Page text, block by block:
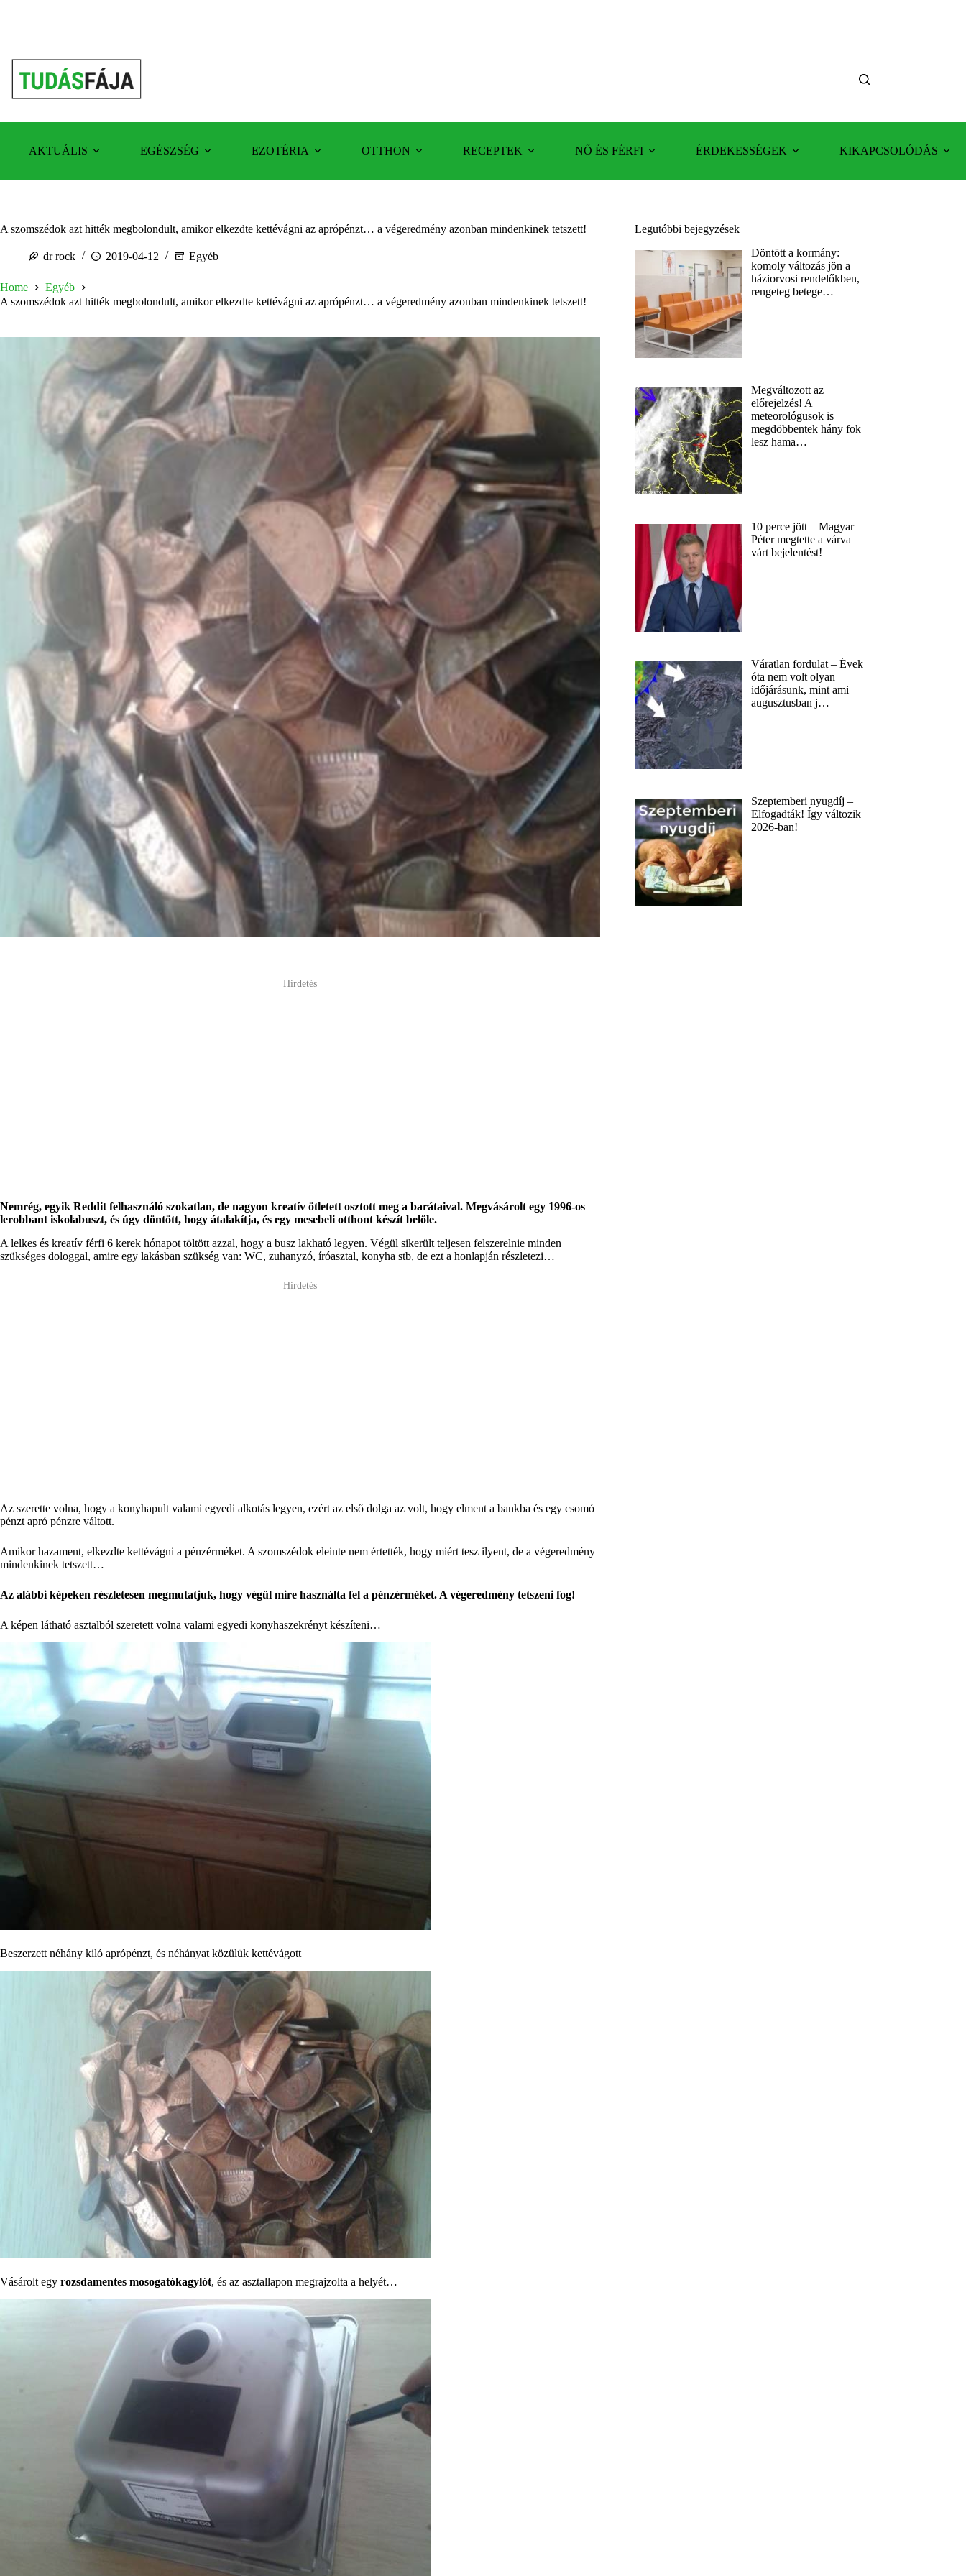
AKTUÁLIS EGÉSZSÉG EZOTÉRIA OTTHON RECEPTEK NŐ ÉS FÉRFI ÉRDEKESSÉGEK KIKAPCSOLÓDÁS
A szomszédok azt hitték megbolondult, amikor elkezdte kettévágni az aprópénzt… a végeredmény azonban mindenkinek tetszett!
dr rock 2019-04-12 Egyéb
Home
Egyéb
A szomszédok azt hitték megbolondult, amikor elkezdte kettévágni az aprópénzt… a végeredmény azonban mindenkinek tetszett!
Hirdetés
Nemrég, egyik Reddit felhasználó szokatlan, de nagyon kreatív ötletett osztott meg a barátaival. Megvásárolt egy 1996-os
lerobbant iskolabuszt, és úgy döntött, hogy átalakítja, és egy mesebeli otthont készít belőle.
A lelkes és kreatív férfi 6 kerek hónapot töltött azzal, hogy a busz lakható legyen. Végül sikerült teljesen felszerelnie minden
szükséges dologgal, amire egy lakásban szükség van: WC, zuhanyzó, íróasztal, konyha stb, de ezt a honlapján részletezi…
Hirdetés
Az szerette volna, hogy a konyhapult valami egyedi alkotás legyen, ezért az első dolga az volt, hogy elment a bankba és egy csomó
pénzt apró pénzre váltott.
Amikor hazament, elkezdte kettévágni a pénzérméket. A szomszédok eleinte nem értették, hogy miért tesz ilyent, de a végeredmény
mindenkinek tetszett…
Az alábbi képeken részletesen megmutatjuk, hogy végül mire használta fel a pénzérméket. A végeredmény tetszeni fog!
A képen látható asztalból szeretett volna valami egyedi konyhaszekrényt készíteni…
Beszerzett néhány kiló aprópénzt, és néhányat közülük kettévágott
Vásárolt egy rozsdamentes mosogatókagylót, és az asztallapon megrajzolta a helyét…
Legutóbbi bejegyzések
Döntött a kormány:
komoly változás jön a
háziorvosi rendelőkben,
rengeteg betege…
Megváltozott az
előrejelzés! A
meteorológusok is
megdöbbentek hány fok
lesz hama…
10 perce jött – Magyar
Péter megtette a várva
várt bejelentést!
Váratlan fordulat – Évek
óta nem volt olyan
időjárásunk, mint ami
augusztusban j…
Szeptemberi nyugdíj –
Elfogadták! Így változik
2026-ban!